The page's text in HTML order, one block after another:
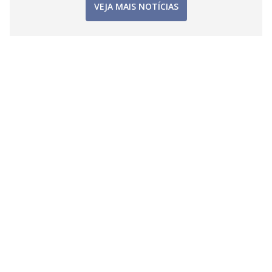
VEJA MAIS NOTÍCIAS